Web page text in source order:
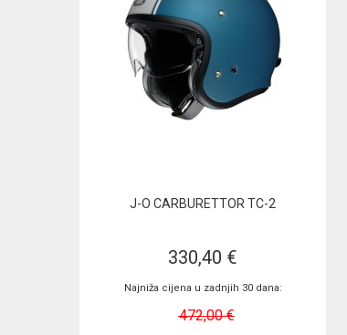
J-O CARBURETTOR TC-2
330,40 €
Najniža cijena u zadnjih 30 dana:
472,00 €